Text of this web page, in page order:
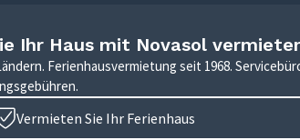
Ihr Haus mit Novasol
Ferienhausvermietung seit 1968.
Vermieten Sie Ihr Ferienhaus